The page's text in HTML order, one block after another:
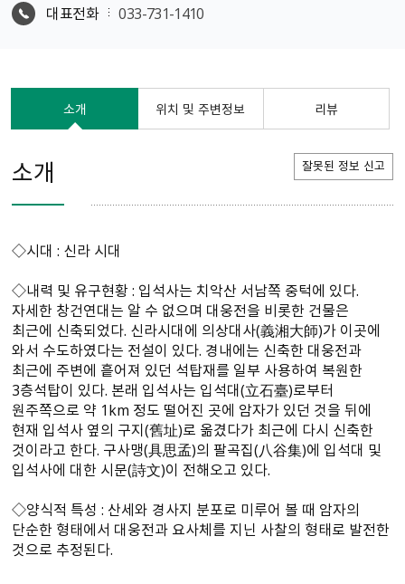
대표전화
033-731-1410
소개 위치 및 주변정보 리뷰
소개 잘못된 정보 신고
◇시대 : 신라 시대
◇내력 및 유구현황 : 입석사는 치악산 서남쪽 중턱에 있다.
자세한 창건연대는 알 수 없으며 대웅전을 비롯한 건물은
최근에 신축되었다. 신라시대에 의상대사(義湘大師)가 이곳에
와서 수도하였다는 전설이 있다. 경내에는 신축한 대웅전과
최근에 주변에 흩어져 있던 석탑재를 일부 사용하여 복원한
3층석탑이 있다. 본래 입석사는 입석대(立石臺)로부터
원주쪽으로 약 1km 정도 떨어진 곳에 암자가 있던 것을 뒤에
현재 입석사 옆의 구지(舊址)로 옮겼다가 최근에 다시 신축한
것이라고 한다. 구사맹(具思孟)의 팔곡집(八谷集)에 입석대 및
입석사에 대한 시문(詩文)이 전해오고 있다.
◇양식적 특성 : 산세와 경사지 분포로 미루어 볼 때 암자의
단순한 형태에서 대웅전과 요사체를 지닌 사찰의 형태로 발전한
것으로 추정된다.